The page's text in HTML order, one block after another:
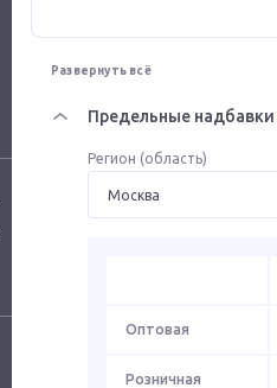
Развернуть всё
Предельные надбавки
Регион (область)
Оптовая
Розничная